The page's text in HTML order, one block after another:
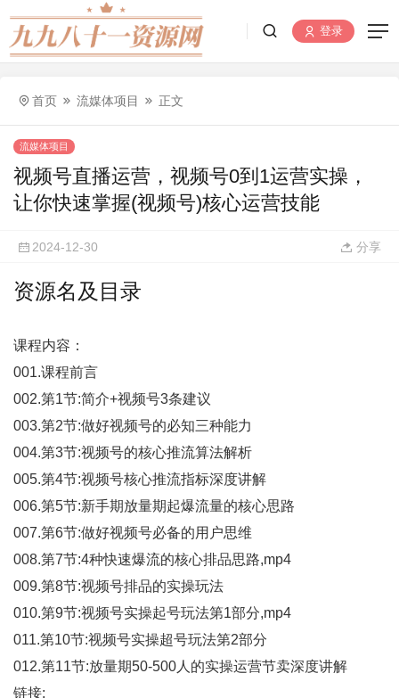
登录
首页 流媒体项目 正文
流媒体项目
视频号直播运营，视频号0到1运营实操，
让你快速掌握(视频号)核心运营技能
2024-12-30 分享
资源名及目录
课程内容：
001.课程前言
002.第1节:简介+视频号3条建议
003.第2节:做好视频号的必知三种能力
004.第3节:视频号的核心推流算法解析
005.第4节:视频号核心推流指标深度讲解
006.第5节:新手期放量期起爆流量的核心思路
007.第6节:做好视频号必备的用户思维
008.第7节:4种快速爆流的核心排品思路,mp4
009.第8节:视频号排品的实操玩法
010.第9节:视频号实操起号玩法第1部分,mp4
011.第10节:视频号实操超号玩法第2部分
012.第11节:放量期50-500人的实操运营节卖深度讲解
链接: